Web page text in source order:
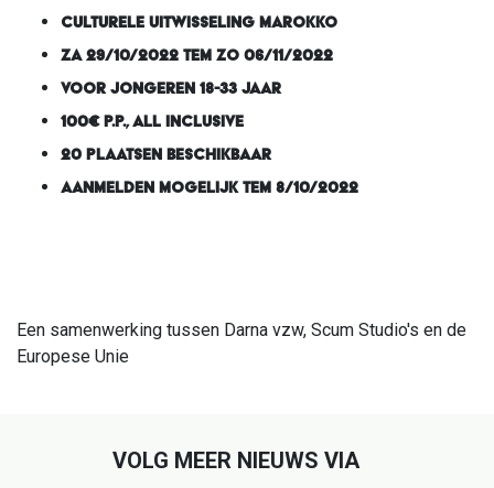
CULTURELE UITWISSELING MAROKKO
ZA 29/10/2022 TEM ZO 06/11/2022
VOOR JONGEREN 18-33 JAAR
100€ P.P., ALL INCLUSIVE
20 PLAATSEN BESCHIKBAAR
AANMELDEN MOGELIJK TEM 8/10/2022
Een samenwerking tussen Darna vzw, Scum Studio's en de
Europese Unie
VOLG MEER NIEUWS VIA